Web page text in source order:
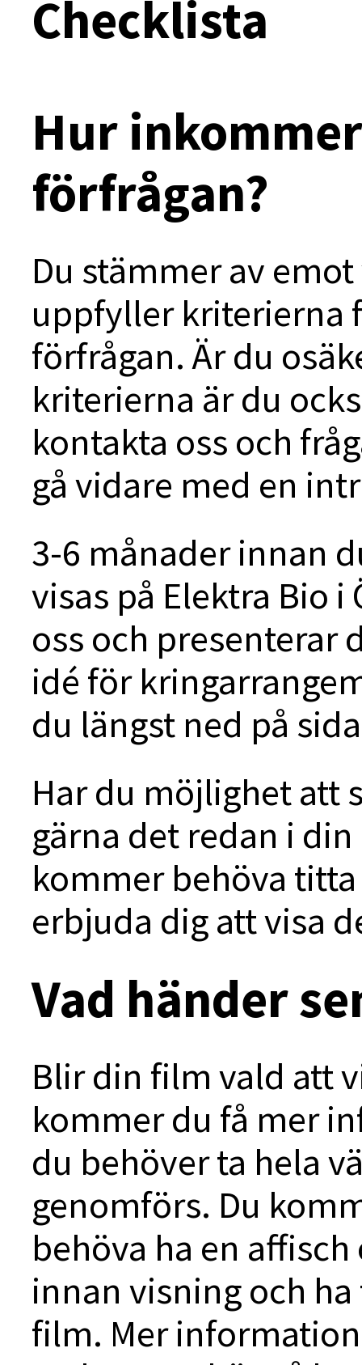
Checklista
Hur
förfrågan?
Du stämmer av
uppfyller kriterierna
förfrågan. Är du
kriterierna är du
kontakta oss och
gå vidare med en
3-6 månader innan
visas på Elektra Bio
oss och presenterar
idé för
du längst ned på
Har du möjlighet att
gärna det redan i
kommer behöva
erbjuda dig att visa
Vad händer
Blir din film vald att
kommer du få mer
du behöver ta hela
genomförs. Du
behöva ha en
innan visning och
film. Mer